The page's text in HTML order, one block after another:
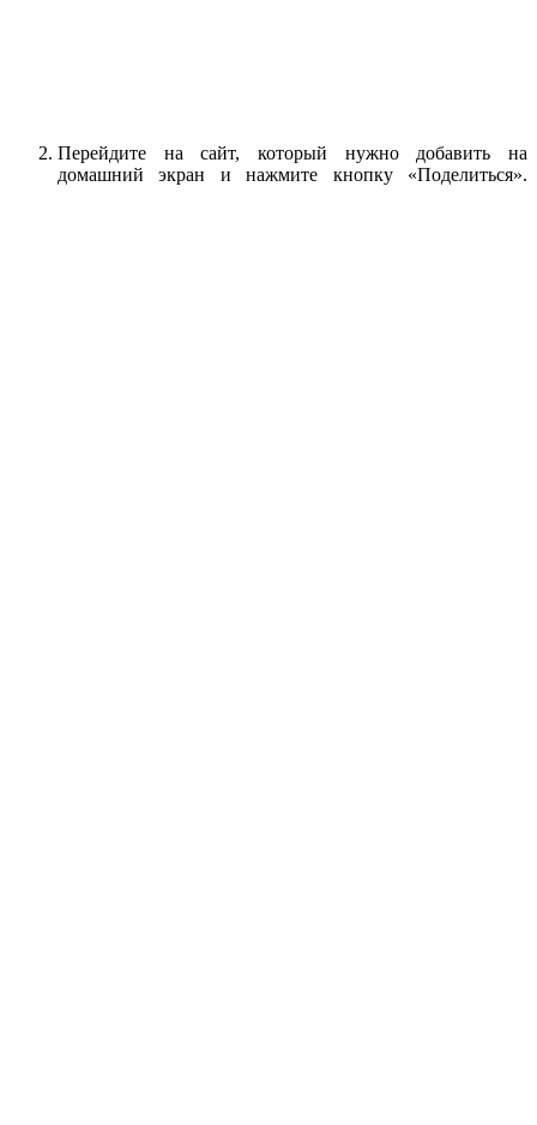
Перейдите на сайт, который нужно добавить на
домашний экран и нажмите кнопку «Поделиться».